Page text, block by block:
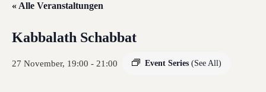
« Alle Veranstaltungen
Kabbalath Schabbat
27 November, 19:00 - 21:00 Event Series (See All)